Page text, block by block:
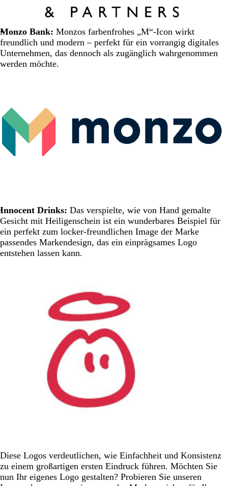
Monzo Bank: Monzos farbenfrohes „M“-Icon wirkt
freundlich und modern – perfekt für ein vorrangig digitales
Unternehmen, das dennoch als zugänglich wahrgenommen
werden möchte.
Innocent Drinks: Das verspielte, wie von Hand gemalte
Gesicht mit Heiligenschein ist ein wunderbares Beispiel für
ein perfekt zum locker-freundlichen Image der Marke
passendes Markendesign, das ein einprägsames Logo
entstehen lassen kann.
Diese Logos verdeutlichen, wie Einfachheit und Konsistenz
zu einem großartigen ersten Eindruck führen. Möchten Sie
nun Ihr eigenes Logo gestalten? Probieren Sie unseren